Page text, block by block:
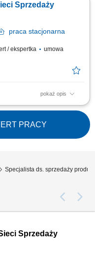
pozytywnego
Operacyjna obsługa
Sprzedaży
praca stacjonarna
/ ekspertka
umowa
pokaż opis
i oczekiwań Klientów;
z nimi pozytywnych
pozytywnego
Operacyjna obsługa
PRACY
Specjalista ds. sprzedaży
Sprzedaży